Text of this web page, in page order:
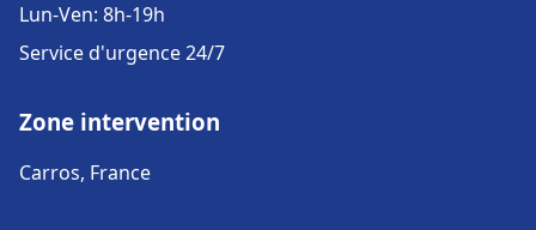
Lun-Ven: 8h-19h
Service d'urgence 24/7
Zone intervention
Carros, France